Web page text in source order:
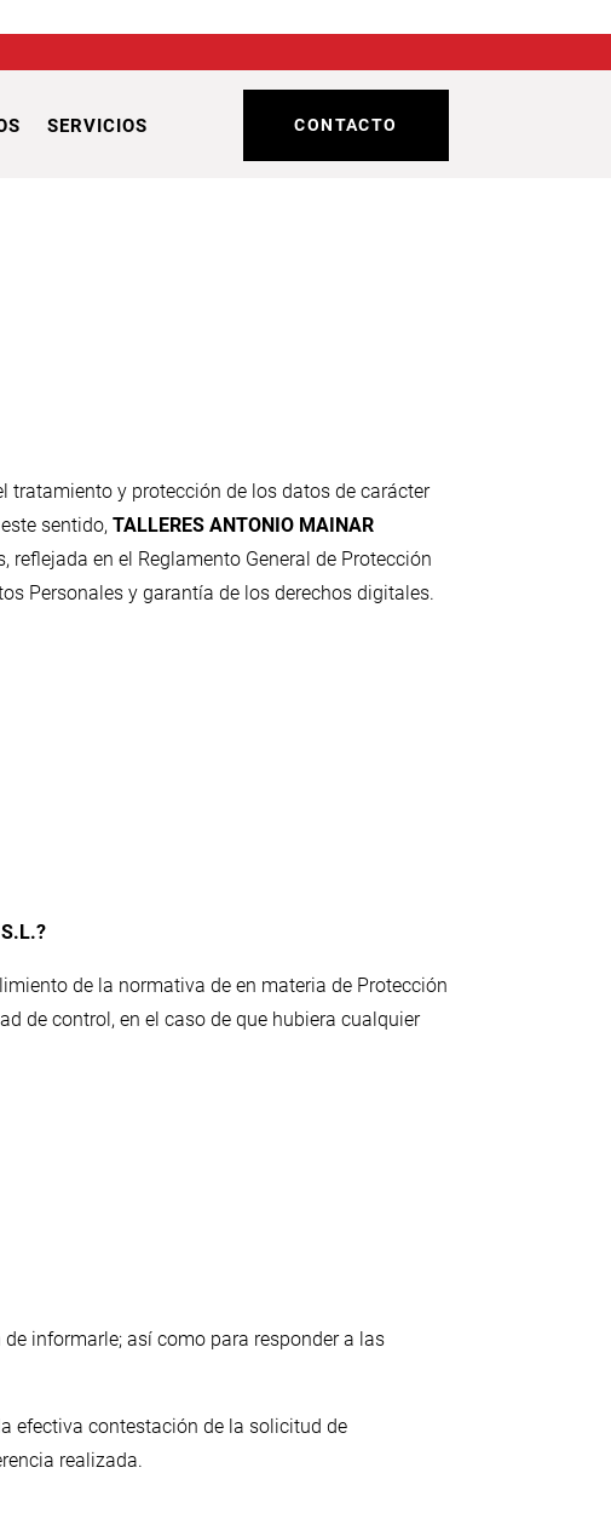
SERVICIOS CONTACTO
tratamiento y protección de los datos de carácter
sentido, TALLERES ANTONIO MAINAR
en el Reglamento General de Protección
Personales y garantía de los derechos digitales.
de la normativa de en materia de Protección
de control, en el caso de que hubiera cualquier
informarle; así como para responder a las
efectiva contestación de la solicitud de
realizada.